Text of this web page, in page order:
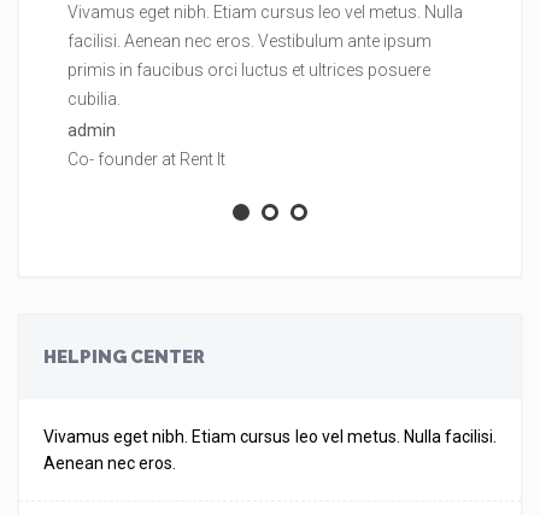
Vivamus eget nibh. Etiam cursus leo vel metus. Nulla
facilisi. Aenean nec eros. Vestibulum ante ipsum
primis in faucibus orci luctus et ultrices posuere
cubilia.
admin
Co- founder at Rent It
HELPING CENTER
Vivamus eget nibh. Etiam cursus leo vel metus. Nulla facilisi.
Aenean nec eros.